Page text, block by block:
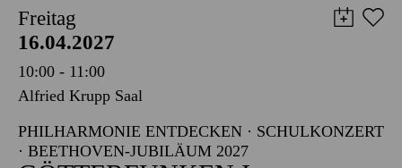
10:00 - 11:00
Alfried Krupp Saal
PHILHARMONIE ENTDECKEN · SCHULKONZERT
· BEETHOVEN-JUBILÄUM 2027
GÖTTERFUNKEN I
Für Kinder ab 6 Jahren